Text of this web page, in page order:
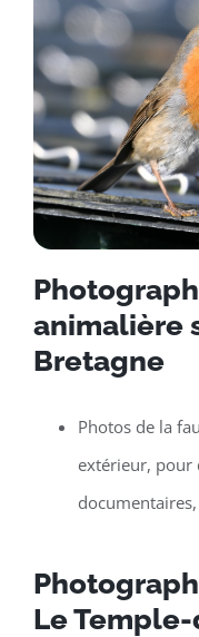
animalière
Bretagne
Photos de la
extérieur, pour
Le